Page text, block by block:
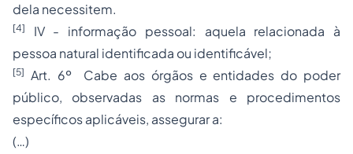
dela necessitem.
[4]
IV - informação pessoal: aquela relacionada à
pessoa natural identificada ou identificável;
[5] Art. 6º Cabe aos órgãos e entidades do poder
público, observadas as normas e procedimentos
específicos aplicáveis, assegurar a:
(…)